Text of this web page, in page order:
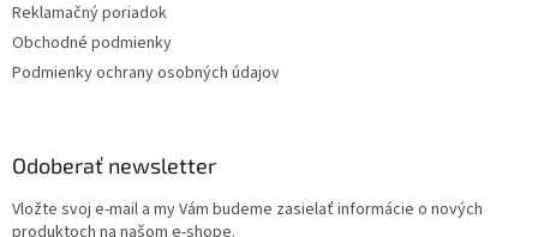
Reklamačný poriadok
Obchodné podmienky
Podmienky ochrany osobných údajov
Odoberať newsletter
Vložte svoj e-mail a my Vám budeme zasielať informácie o nových